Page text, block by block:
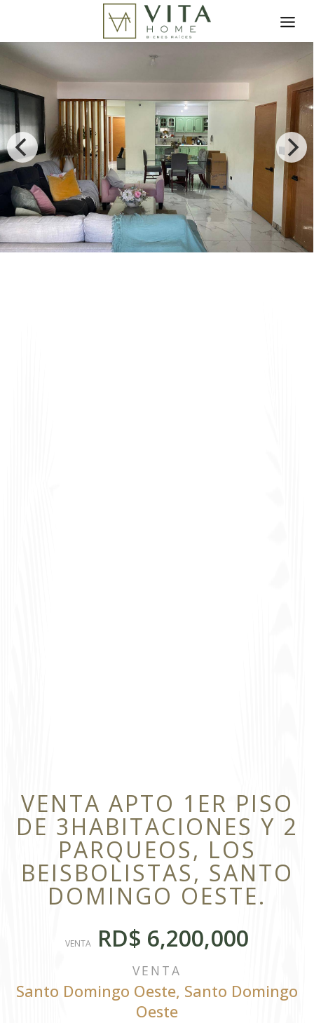
Toggle search filter
VENTA APTO 1ER PISO
DE 3HABITACIONES Y 2
PARQUEOS, LOS
BEISBOLISTAS, SANTO
DOMINGO OESTE.
VENTA RD$ 6,200,000
VENTA
Santo Domingo Oeste, Santo Domingo
Oeste